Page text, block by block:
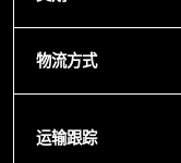
物流方式
运输跟踪